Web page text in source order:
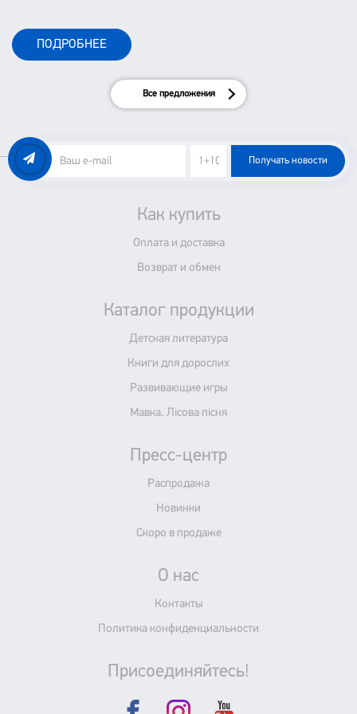
ПОДРОБНЕЕ
Все предложения
Получать новости
Как купить
Оплата и доставка
Возврат и обмен
Каталог продукции
Детская литература
Книги для дорослих
Развивающие игры
Мавка. Лісова пісня
Пресс-центр
Распродажа
Новинки
Скоро в продаже
О нас
Контакты
Политика конфиденциальности
Присоединяйтесь!